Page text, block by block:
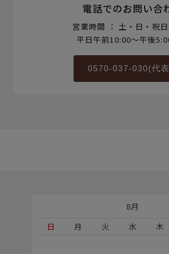
電話でのお問い合
営業時間 ： 土・日・祝日
平日午前10:00～午後
0570-037-030(代表
8月
日
月 火 水 木